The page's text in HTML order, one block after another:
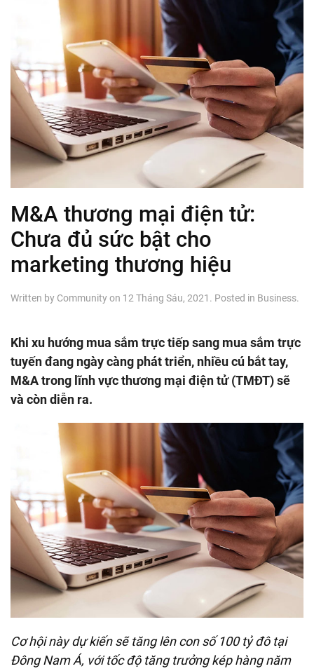
M&A thương mại điện tử:
Chưa đủ sức bật cho
marketing thương hiệu
Written by Communityon 12 Tháng Sáu, 2021 . Posted in Business.
Khi xu hướng mua sắm trực tiếp sang mua sắm trực
tuyến đang ngày càng phát triển, nhiều cú bắt tay,
M&A trong lĩnh vực thương mại điện tử (TMĐT) sẽ
và còn diễn ra.
Cơ hội này dự kiến sẽ tăng lên con số 100 tỷ đô tại
Đông Nam Á, với tốc độ tăng trưởng kép hàng năm